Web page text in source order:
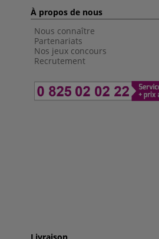
À propos de nous
Nous connaître
Partenariats
Nos jeux concours
Recrutement